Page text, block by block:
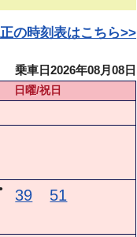
の時刻表はこちら>>
乗車日2026年08月08日
日曜/祝日
● 39 51